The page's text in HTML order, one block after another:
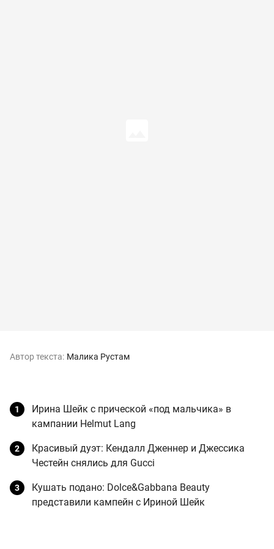
Автор текста: Малика Рустам
Ирина Шейк с прической «под мальчика» в
кампании Helmut Lang
Красивый дуэт: Кендалл Дженнер и Джессика
Честейн снялись для Gucci
Кушать подано: Dolce&Gabbana Beauty
представили кампейн с Ириной Шейк